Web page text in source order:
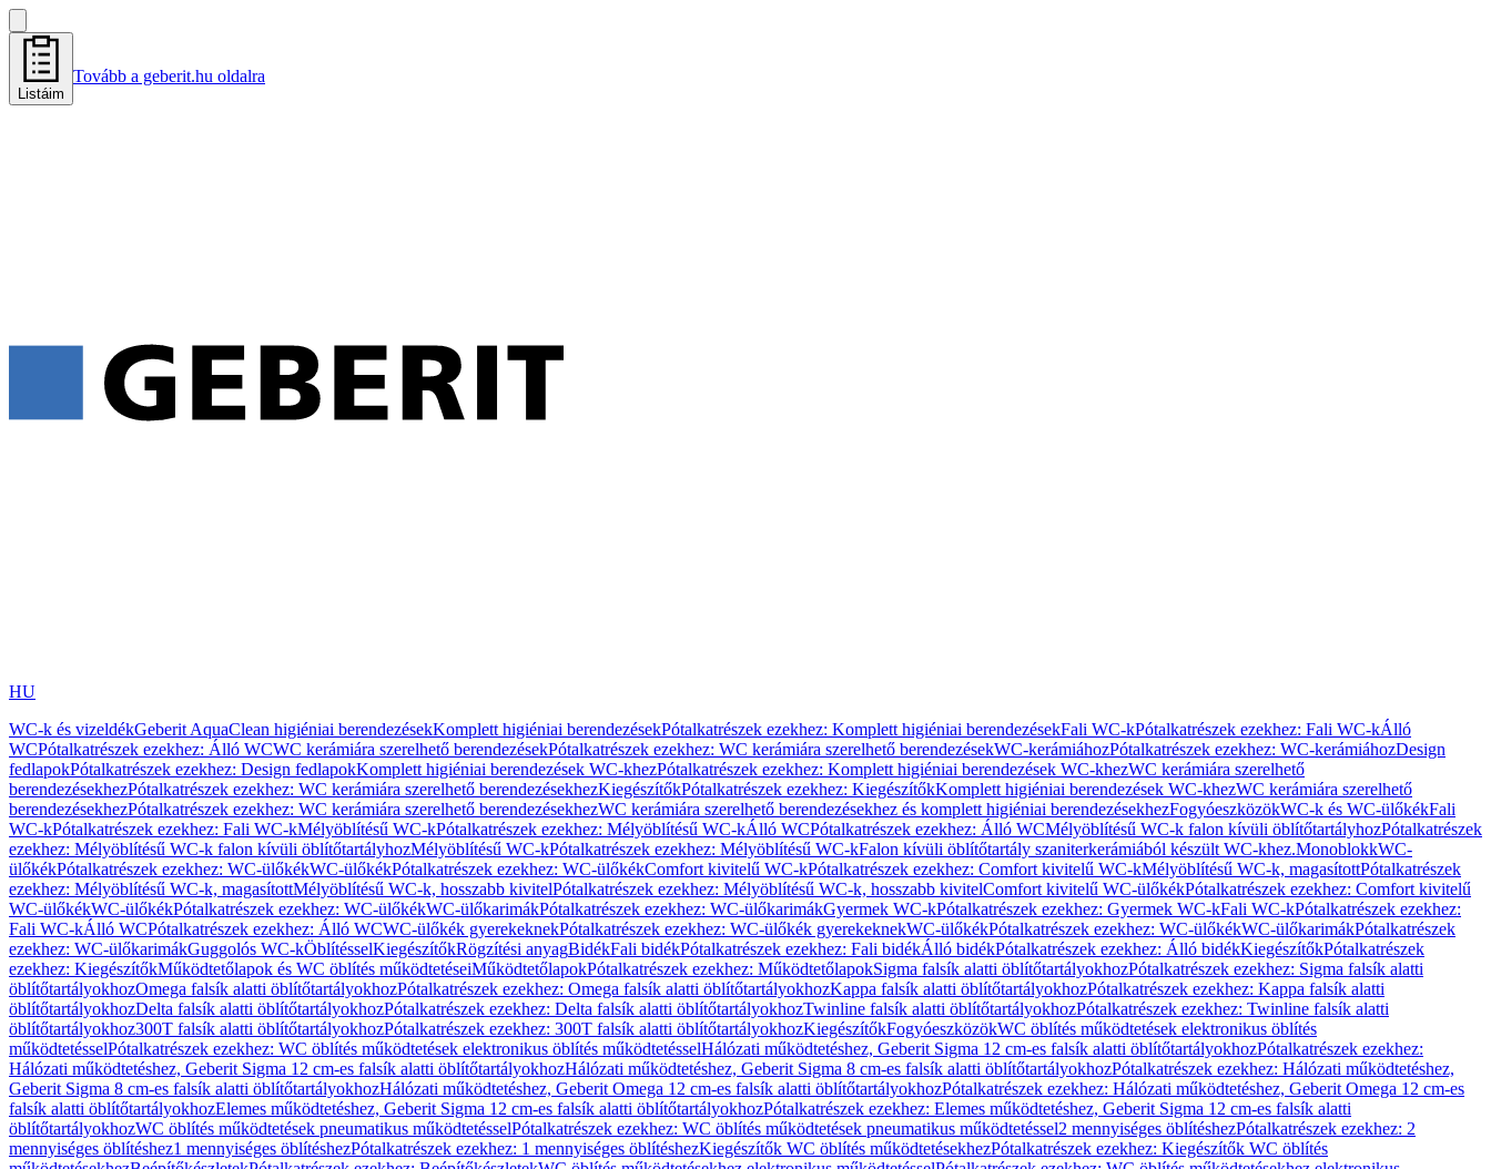
Listáim
Tovább a geberit.hu oldalra
HU
WC-k és vizeldékGeberit AquaClean higiéniai berendezésekKomplett higiéniai berendezésekPótalkatrészek ezekhez: Komplett higiéniai berendezésekFali WC-kPótalkatrészek ezekhez: Fali WC-kÁlló
WCPótalkatrészek ezekhez: Álló WCWC kerámiára szerelhető berendezésekPótalkatrészek ezekhez: WC kerámiára szerelhető berendezésekWC-kerámiáhozPótalkatrészek ezekhez: WC-kerámiáhozDesign
fedlapokPótalkatrészek ezekhez: Design fedlapokKomplett higiéniai berendezések WC-khezPótalkatrészek ezekhez: Komplett higiéniai berendezések WC-khezWC kerámiára szerelhető
berendezésekhezPótalkatrészek ezekhez: WC kerámiára szerelhető berendezésekhezKiegészítőkPótalkatrészek ezekhez: KiegészítőkKomplett higiéniai berendezések WC-khezWC kerámiára szerelhető
berendezésekhezPótalkatrészek ezekhez: WC kerámiára szerelhető berendezésekhezWC kerámiára szerelhető berendezésekhez és komplett higiéniai berendezésekhezFogyóeszközökWC-k és WC-ülőkékFali
WC-kPótalkatrészek ezekhez: Fali WC-kMélyöblítésű WC-kPótalkatrészek ezekhez: Mélyöblítésű WC-kÁlló WCPótalkatrészek ezekhez: Álló WCMélyöblítésű WC-k falon kívüli öblítőtartályhozPótalkatrészek
ezekhez: Mélyöblítésű WC-k falon kívüli öblítőtartályhozMélyöblítésű WC-kPótalkatrészek ezekhez: Mélyöblítésű WC-kFalon kívüli öblítőtartály szaniterkerámiából készült WC-khez.MonoblokkWC-
ülőkékPótalkatrészek ezekhez: WC-ülőkékWC-ülőkékPótalkatrészek ezekhez: WC-ülőkékComfort kivitelű WC-kPótalkatrészek ezekhez: Comfort kivitelű WC-kMélyöblítésű WC-k, magasítottPótalkatrészek
ezekhez: Mélyöblítésű WC-k, magasítottMélyöblítésű WC-k, hosszabb kivitelPótalkatrészek ezekhez: Mélyöblítésű WC-k, hosszabb kivitelComfort kivitelű WC-ülőkékPótalkatrészek ezekhez: Comfort kivitelű
WC-ülőkékWC-ülőkékPótalkatrészek ezekhez: WC-ülőkékWC-ülőkarimákPótalkatrészek ezekhez: WC-ülőkarimákGyermek WC-kPótalkatrészek ezekhez: Gyermek WC-kFali WC-kPótalkatrészek ezekhez:
Fali WC-kÁlló WCPótalkatrészek ezekhez: Álló WCWC-ülőkék gyerekeknekPótalkatrészek ezekhez: WC-ülőkék gyerekeknekWC-ülőkékPótalkatrészek ezekhez: WC-ülőkékWC-ülőkarimákPótalkatrészek
ezekhez: WC-ülőkarimákGuggolós WC-kÖblítésselKiegészítőkRögzítési anyagBidékFali bidékPótalkatrészek ezekhez: Fali bidékÁlló bidékPótalkatrészek ezekhez: Álló bidékKiegészítőkPótalkatrészek
ezekhez: KiegészítőkMűködtetőlapok és WC öblítés működtetéseiMűködtetőlapokPótalkatrészek ezekhez: MűködtetőlapokSigma falsík alatti öblítőtartályokhozPótalkatrészek ezekhez: Sigma falsík alatti
öblítőtartályokhozOmega falsík alatti öblítőtartályokhozPótalkatrészek ezekhez: Omega falsík alatti öblítőtartályokhozKappa falsík alatti öblítőtartályokhozPótalkatrészek ezekhez: Kappa falsík alatti
öblítőtartályokhozDelta falsík alatti öblítőtartályokhozPótalkatrészek ezekhez: Delta falsík alatti öblítőtartályokhozTwinline falsík alatti öblítőtartályokhozPótalkatrészek ezekhez: Twinline falsík alatti
öblítőtartályokhoz300T falsík alatti öblítőtartályokhozPótalkatrészek ezekhez: 300T falsík alatti öblítőtartályokhozKiegészítőkFogyóeszközökWC öblítés működtetések elektronikus öblítés
működtetésselPótalkatrészek ezekhez: WC öblítés működtetések elektronikus öblítés működtetésselHálózati működtetéshez, Geberit Sigma 12 cm-es falsík alatti öblítőtartályokhozPótalkatrészek ezekhez:
Hálózati működtetéshez, Geberit Sigma 12 cm-es falsík alatti öblítőtartályokhozHálózati működtetéshez, Geberit Sigma 8 cm-es falsík alatti öblítőtartályokhozPótalkatrészek ezekhez: Hálózati működtetéshez,
Geberit Sigma 8 cm-es falsík alatti öblítőtartályokhozHálózati működtetéshez, Geberit Omega 12 cm-es falsík alatti öblítőtartályokhozPótalkatrészek ezekhez: Hálózati működtetéshez, Geberit Omega 12 cm-es
falsík alatti öblítőtartályokhozElemes működtetéshez, Geberit Sigma 12 cm-es falsík alatti öblítőtartályokhozPótalkatrészek ezekhez: Elemes működtetéshez, Geberit Sigma 12 cm-es falsík alatti
öblítőtartályokhozWC öblítés működtetések pneumatikus működtetésselPótalkatrészek ezekhez: WC öblítés működtetések pneumatikus működtetéssel2 mennyiséges öblítéshezPótalkatrészek ezekhez: 2
mennyiséges öblítéshez1 mennyiséges öblítéshezPótalkatrészek ezekhez: 1 mennyiséges öblítéshezKiegészítők WC öblítés működtetésekhezPótalkatrészek ezekhez: Kiegészítők WC öblítés